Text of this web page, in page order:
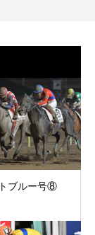
ブルー号⑧